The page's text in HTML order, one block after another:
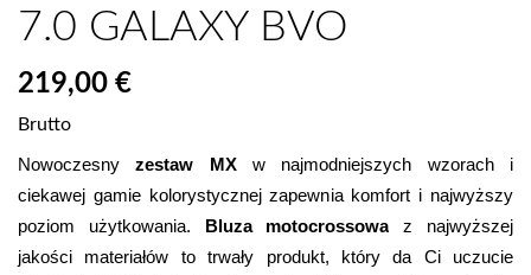
7.0 GALAXY BVO
219,00 €
Brutto
Nowoczesny zestaw MX w najmodniejszych wzorach i
ciekawej gamie kolorystycznej zapewnia komfort i najwyższy
poziom użytkowania.
Bluza motocrossowa z najwyższej
jakości materiałów to trwały produkt, który da Ci uczucie